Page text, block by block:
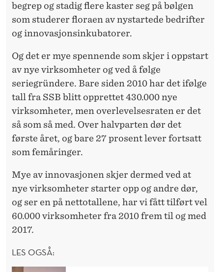
begrep og stadig flere kaster seg på bølgen
som studerer floraen av nystartede bedrifter
og innovasjonsinkubatorer.
Og det er mye spennende som skjer i oppstart
av nye virksomheter og ved å følge
seriegründere. Bare siden 2010 har det ifølge
tall fra SSB blitt opprettet 430.000 nye
virksomheter, men overlevelsesraten er det
så som så med. Over halvparten dør det
første året, og bare 27 prosent lever fortsatt
som femåringer.
Mye av innovasjonen skjer dermed ved at
nye virksomheter starter opp og andre dør,
og ser en på nettotallene, har vi fått tilført vel
60.000 virksomheter fra 2010 frem til og med
2017.
LES OGSÅ: